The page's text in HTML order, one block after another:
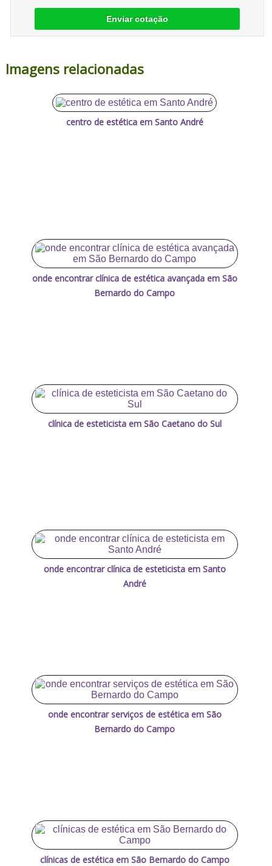
Enviar cotação
Imagens relacionadas
centro de estética em Santo André
onde encontrar clínica de estética avançada em São
Bernardo do Campo
clínica de esteticista em São Caetano do Sul
onde encontrar clínica de esteticista em Santo
André
onde encontrar serviços de estética em São
Bernardo do Campo
clínicas de estética em São Bernardo do Campo